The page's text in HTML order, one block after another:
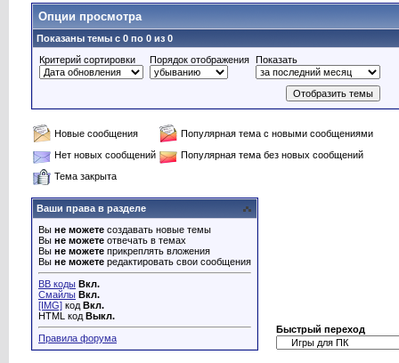
Опции просмотра
Показаны темы с 0 по 0 из 0
Критерий сортировки
Порядок отображения Показать
Новые сообщения
Популярная тема с новыми сообщениями
Нет новых сообщений
Популярная тема без новых сообщений
Тема закрыта
Ваши права в разделе
Вы не можете создавать новые темы
Вы не можете отвечать в темах
Вы не можете прикреплять вложения
Вы не можете редактировать свои сообщения
BB коды Вкл.
Смайлы Вкл.
[IMG] код Вкл.
HTML код Выкл.
Правила форума
Быстрый переход